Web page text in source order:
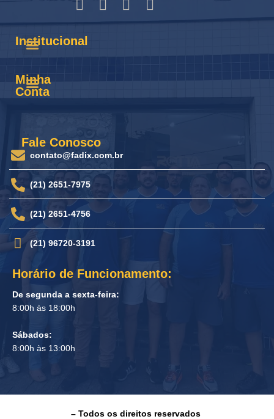
Institucional
Minha
Conta
Fale Conosco
contato@fadix.com.br
(21) 2651-7975
(21) 2651-4756
(21) 96720-3191
Horário de Funcionamento:
De segunda a sexta-feira:
8:00h às 18:00h
Sábados:
8:00h às 13:00h
– Todos os direitos reservados